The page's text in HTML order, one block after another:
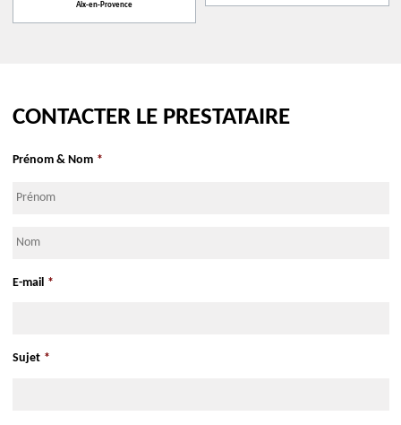
Aix-en-Provence
CONTACTER LE PRESTATAIRE
Prénom & Nom *
Nom
E-mail *
Sujet *